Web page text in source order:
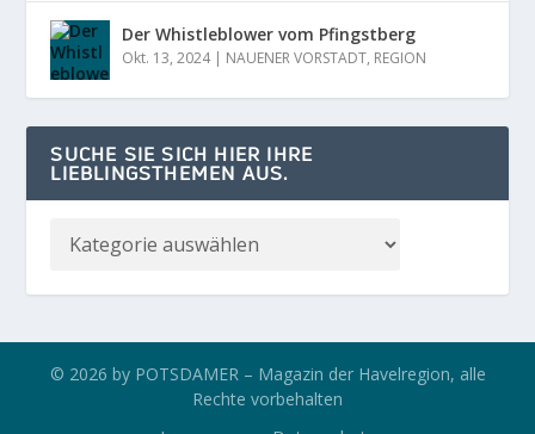
Der Whistleblower vom Pfingstberg
Okt. 13, 2024| NAUENER VORSTADT, REGION
SUCHE SIE SICH HIER IHRE
LIEBLINGSTHEMEN AUS.
© 2026 by POTSDAMER – Magazin der Havelregion, alle
Rechte vorbehalten